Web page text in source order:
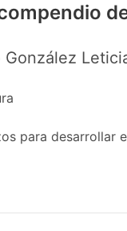
para desarrollar